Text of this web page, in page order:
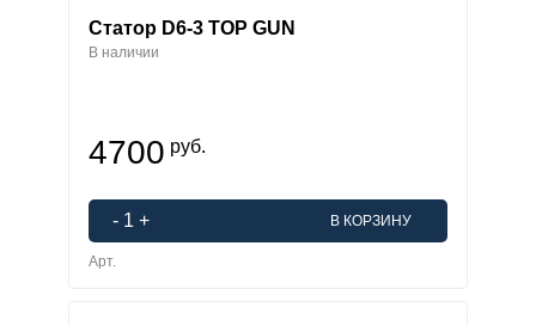
Статор D6-3 TOP GUN
В наличии
4700 руб.
- 1 + В КОРЗИНУ
Арт.